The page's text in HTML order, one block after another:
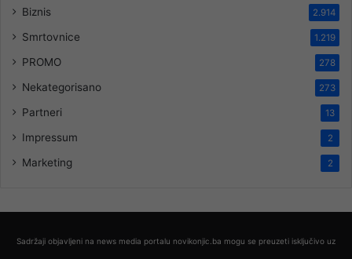
Biznis 2.914
Smrtovnice 1.219
PROMO 278
Nekategorisano 273
Partneri 13
Impressum 2
Marketing 2
Sadržaji objavljeni na news media portalu novikonjic.ba mogu se preuzeti isključivo uz